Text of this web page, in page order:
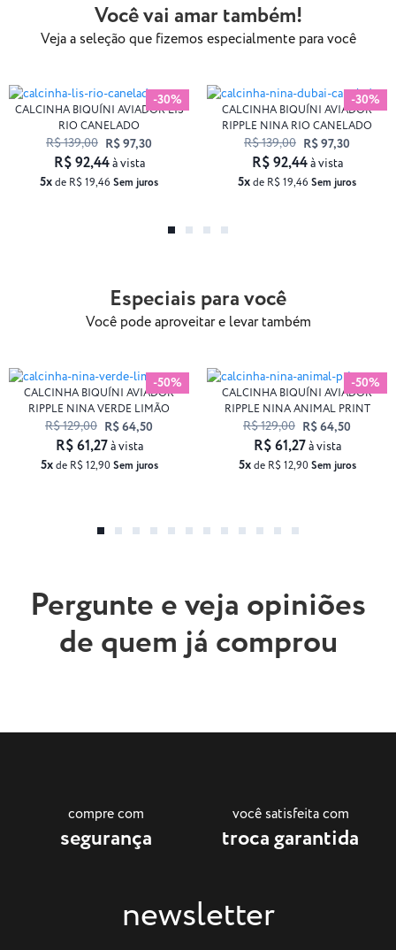
Você vai amar também!
Veja a seleção que fizemos especialmente para você
-30%
CALCINHA BIQUÍNI AVIADOR LIS
RIO CANELADO
R$ 139,00 R$ 97,30
5xde R$ 19,46 Sem juros
R$ 92,44à vista
-30%
CALCINHA BIQUÍNI AVIADOR
RIPPLE NINA RIO CANELADO
R$ 139,00 R$ 97,30
5xde R$ 19,46 Sem juros
R$ 92,44à vista
Especiais para você
Você pode aproveitar e levar também
-50%
CALCINHA BIQUÍNI AVIADOR
RIPPLE NINA VERDE LIMÃO
R$ 129,00 R$ 64,50
5xde R$ 12,90 Sem juros
R$ 61,27à vista
-50%
CALCINHA BIQUÍNI AVIADOR
RIPPLE NINA ANIMAL PRINT
R$ 129,00 R$ 64,50
5xde R$ 12,90 Sem juros
R$ 61,27à vista
Pergunte e veja opiniões
de quem já comprou
compre com
segurança
você satisfeita com
troca garantida
newsletter